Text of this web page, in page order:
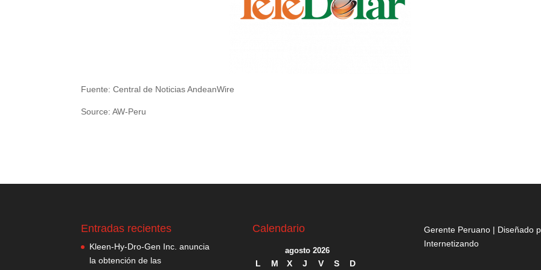
Fuente: Central de Noticias AndeanWire
Source: AW-Peru
Entradas recientes
Kleen-Hy-Dro-Gen Inc. anuncia
la obtención de las
Calendario
agosto 2026
L M X J V S D
Gerente Peruano | Diseñado
Internetizando